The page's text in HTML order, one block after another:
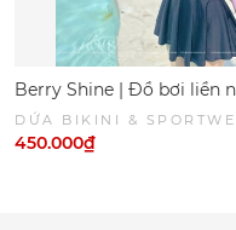
Berry Shine | Đồ bơi liền
tay dài váy phối màu
| DỨA BIKINI
DỨA BIKINI &
450.000₫